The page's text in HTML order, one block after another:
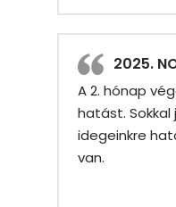
2025.
A 2. hónap
hatást. Sokkal
idegeinkre
van.